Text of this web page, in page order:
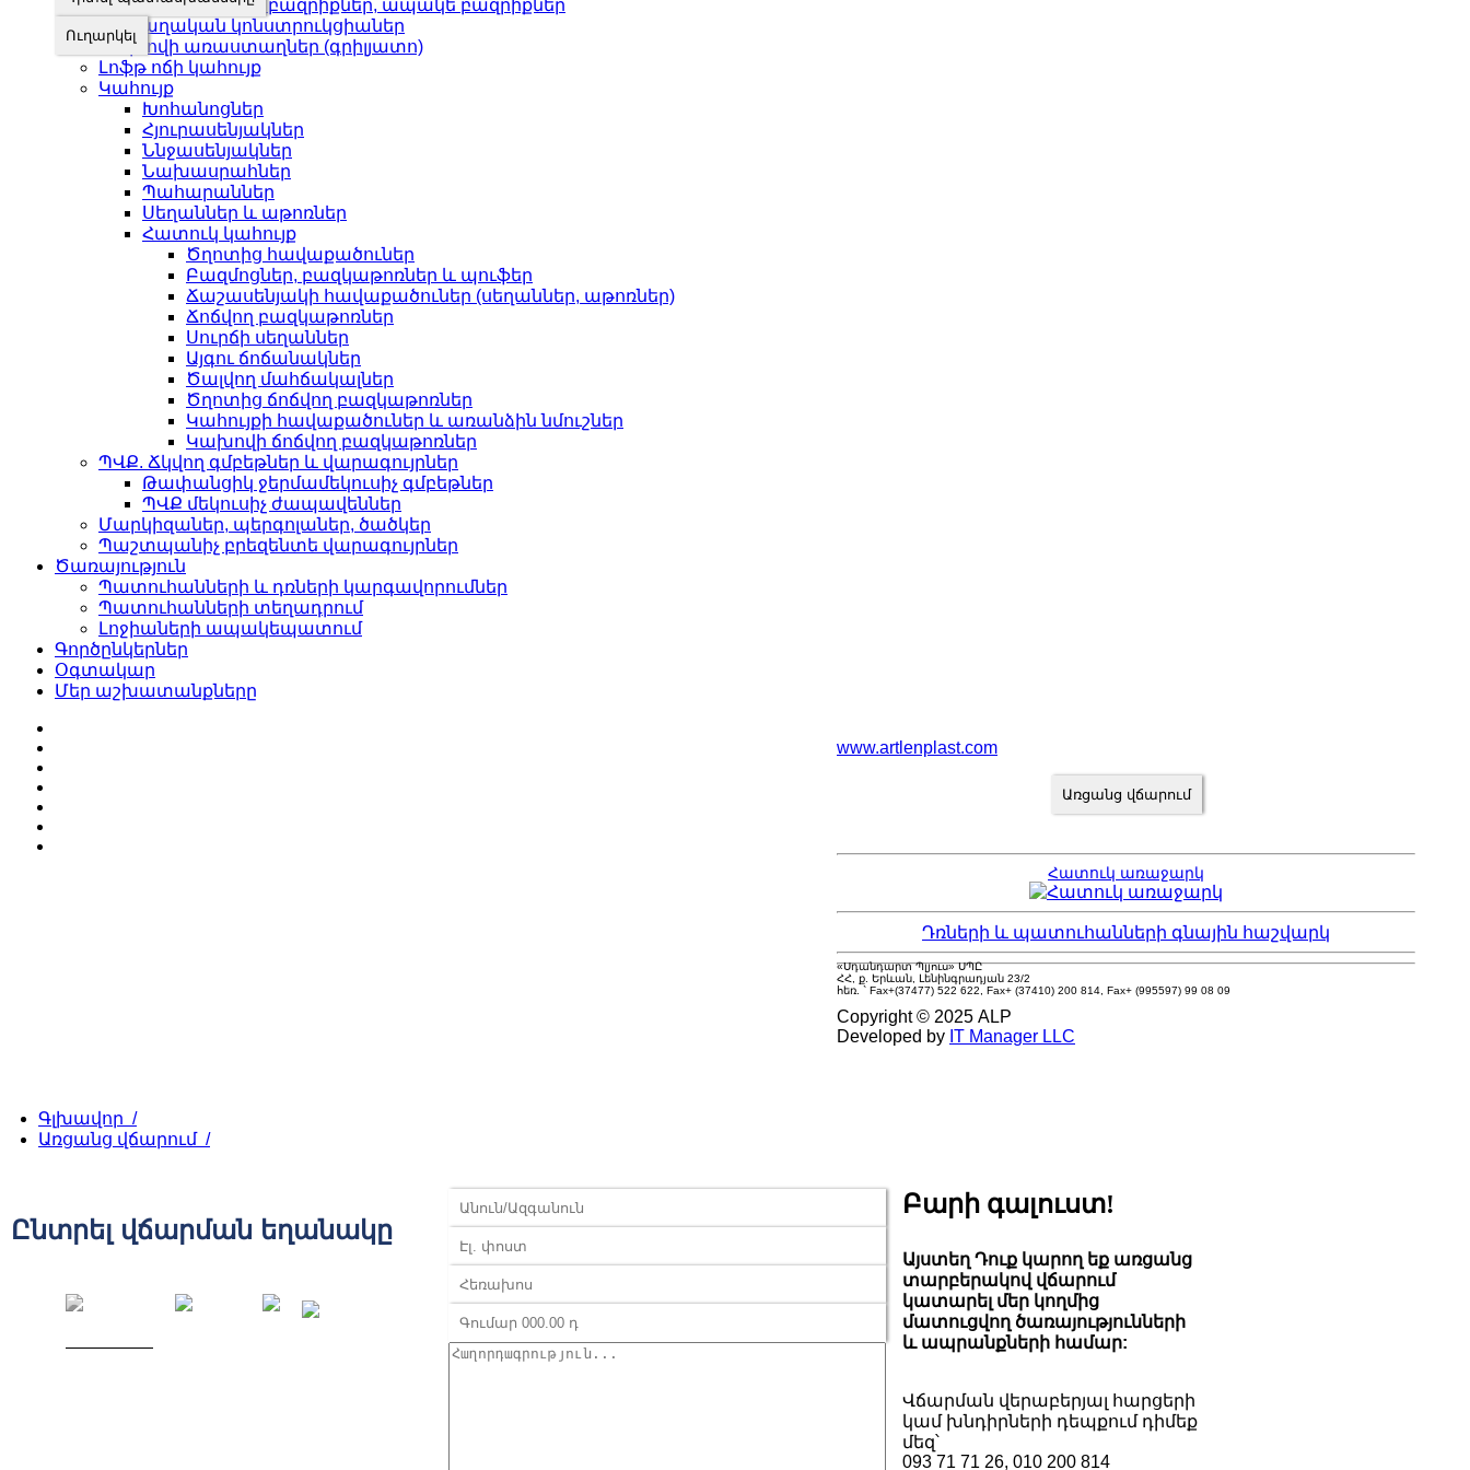
Վանդակաճաղեր, բազրիքներ, ապակե բազրիքներ
Մետաղական կոնստրուկցիաներ
Կախովի առաստաղներ (գրիլյատո)
Լոֆթ ոճի կահույք
Կահույք
Խոհանոցներ
Հյուրասենյակներ
Ննջասենյակներ
Նախասրահներ
Պահարաններ
Սեղաններ և աթոռներ
Հատուկ կահույք
Ծղոտից հավաքածուներ
Բազմոցներ, բազկաթոռներ և պուֆեր
Ճաշասենյակի հավաքածուներ (սեղաններ, աթոռներ)
Ճոճվող բազկաթոռներ
Սուրճի սեղաններ
Այգու ճոճանակներ
Ծալվող մահճակալներ
Ծղոտից ճոճվող բազկաթոռներ
Կահույքի հավաքածուներ և առանձին նմուշներ
Կախովի ճոճվող բազկաթոռներ
ՊՎՔ. Ճկվող գմբեթներ և վարագույրներ
Թափանցիկ ջերմամեկուսիչ գմբեթներ
ՊՎՔ մեկուսիչ ժապավեններ
Մարկիզաներ, պերգոլաներ, ծածկեր
Պաշտպանիչ բրեզենտե վարագույրներ
Ծառայություն
Պատուհանների և դռների կարգավորումներ
Պատուհանների տեղադրում
Լոջիաների ապակեպատում
Գործընկերներ
Օգտակար
Մեր աշխատանքները
www.artlenplast.com
Գլխավոր /
Առցանց վճարում /
Ընտրել վճարման եղանակը
Բարի գալուստ!
Այստեղ Դուք կարող եք առցանց
տարբերակով վճարում
կատարել մեր կողմից
մատուցվող ծառայությունների
և ապրանքների համար:
Վճարման վերաբերյալ հարցերի
կամ խնդիրների դեպքում դիմեք
մեզ՝
093 71 71 26, 010 200 814
Հատուկ առաջարկ
Դռների և պատուհանների գնային հաշվարկ
«Սդանդարտ Պլյուս» ՍՊԸ
ՀՀ, ք. Երևան, Լենինգրադյան 23/2
հեռ. ` Fax+(37477) 522 622, Fax+ (37410) 200 814, Fax+ (995597) 99 08 09
Copyright © 2025 ALP
Developed by IT Manager LLC